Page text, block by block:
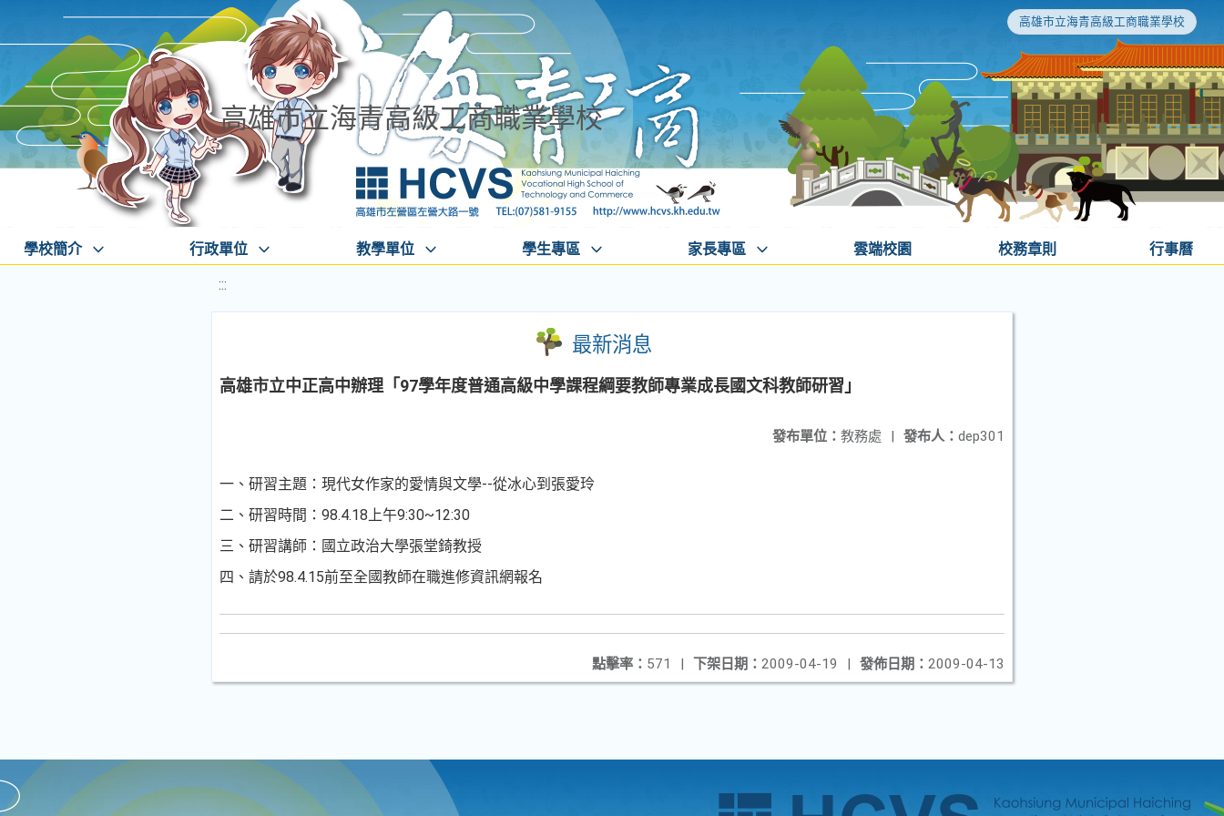
高雄市立海青高級工商職業學校
高雄市立海青高級工商職業學校
學校簡介 行政單位 教學單位 學生專區 家長專區 雲端校園 校務章則 行事曆
:::
最新消息
高雄市立中正高中辦理「97學年度普通高級中學課程綱要教師專業成長國文科教師研習」
發布人： dep301
發布單位： 教務處 |
一、研習主題：現代女作家的愛情與文學--從冰心到張愛玲
二、研習時間：98.4.18上午9:30~12:30
三、研習講師：國立政治大學張堂錡教授
四、請於98.4.15前至全國教師在職進修資訊網報名
發佈日期： 2009-04-13
下架日期： 2009-04-19 |
點擊率： 571 |